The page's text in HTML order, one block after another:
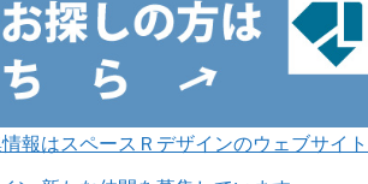
報はスペースＲデザインのウェブサイ